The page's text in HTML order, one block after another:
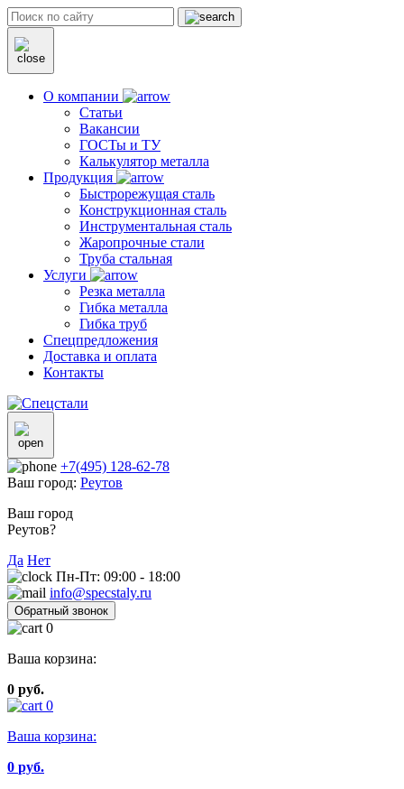
О компании
Статьи
Вакансии
ГОСТы и ТУ
Калькулятор металла
Продукция
Быстрорежущая сталь
Конструкционная сталь
Инструментальная сталь
Жаропрочные стали
Труба стальная
Услуги
Резка металла
Гибка металла
Гибка труб
Спецпредложения
Доставка и оплата
Контакты
+7(495) 128-62-78
Ваш город: Реутов
Ваш город
Реутов?
Да Нет
Пн-Пт: 09:00 - 18:00
info@specstaly.ru
Обратный звонок
0
Ваша корзина:
0 руб.
0
Ваша корзина:
0 руб.